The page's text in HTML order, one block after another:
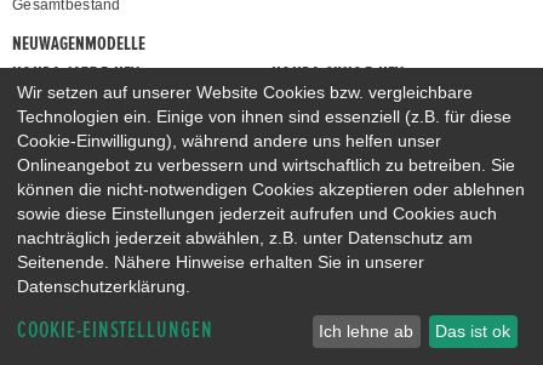
Gesamtbestand
NEUWAGENMODELLE
HONDA JAZZ E:HEV
HONDA CIVIC E:HEV
HONDA PRELUDE E:HEV
HONDA HR-V E:HEV
HONDA ZR-V E:HEV
HONDA CR-V E:HEV & E:PHEV
Wir setzen auf unserer Website Cookies bzw. vergleichbare
Technologien ein. Einige von ihnen sind essenziell (z.B. für diese
Cookie-Einwilligung), während andere uns helfen unser
Onlineangebot zu verbessern und wirtschaftlich zu betreiben. Sie
können die nicht-notwendigen Cookies akzeptieren oder ablehnen
sowie diese Einstellungen jederzeit aufrufen und Cookies auch
nachträglich jederzeit abwählen, z.B. unter Datenschutz am
Seitenende. Nähere Hinweise erhalten Sie in unserer
Datenschutzerklärung.
COOKIE-EINSTELLUNGEN Ich lehne ab Das ist ok